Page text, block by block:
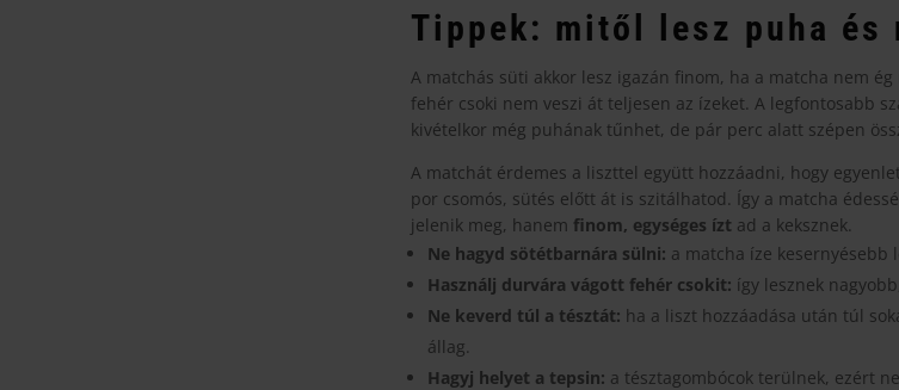
Tippek: mitől lesz puha és
A matchás süti akkor lesz igazán finom, ha a matcha nem
fehér csoki nem veszi át teljesen az ízeket. A legfontosabb
kivételkor még puhának tűnhet, de pár perc alatt szépen
A matchát érdemes a liszttel együtt hozzáadni, hogy
por csomós, sütés előtt át is szitálhatod. Így a matcha
jelenik meg, hanem finom, egységes ízt ad a keksznek.
Ne hagyd sötétbarnára sülni: a matcha íze
Használj durvára vágott fehér csokit: így lesznek
Ne keverd túl a tésztát: ha a liszt hozzáadása után túl
állag.
Hagyj helyet a tepsin: a tésztagombócok terülnek, ezért